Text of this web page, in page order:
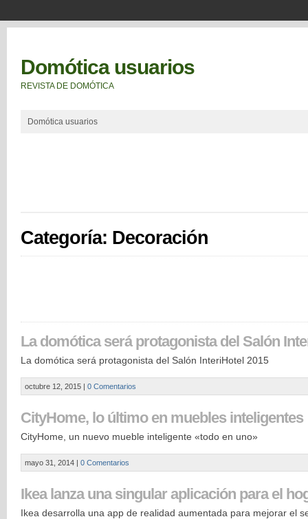
Domótica usuarios
REVISTA DE DOMÓTICA
Domótica usuarios
Categoría: Decoración
La domótica será protagonista del Salón
La domótica será protagonista del Salón InteriHotel 2015
octubre 12, 2015 | 0 Comentarios
CityHome, lo último en muebles inteligentes
CityHome, un nuevo mueble inteligente «todo en uno»
mayo 31, 2014 | 0 Comentarios
Ikea lanza una singular aplicación para el
Ikea desarrolla una app de realidad aumentada para mejorar el